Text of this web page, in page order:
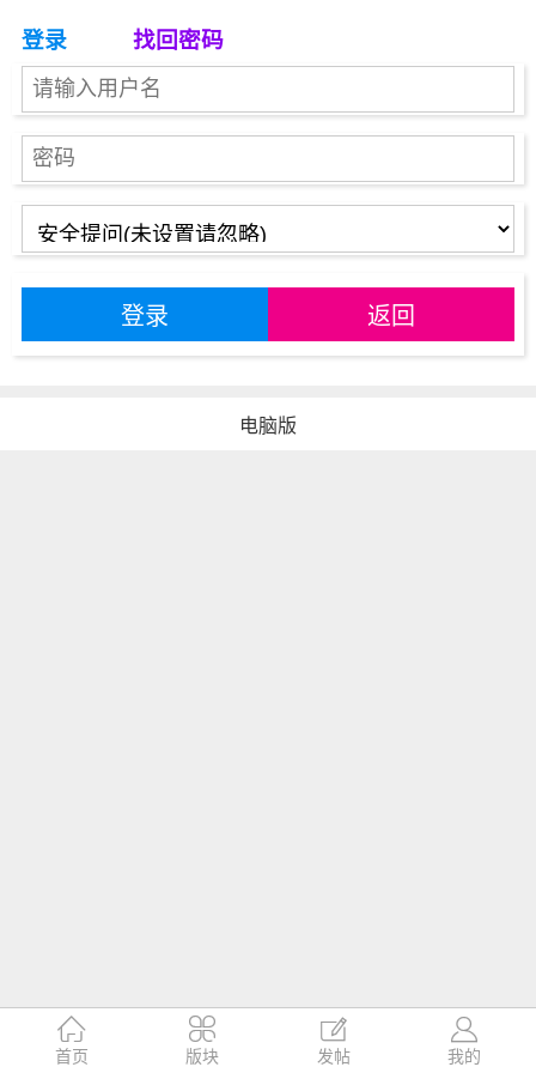
登录 找回密码
登录 返回

首页

版块

发帖

我的
电脑版